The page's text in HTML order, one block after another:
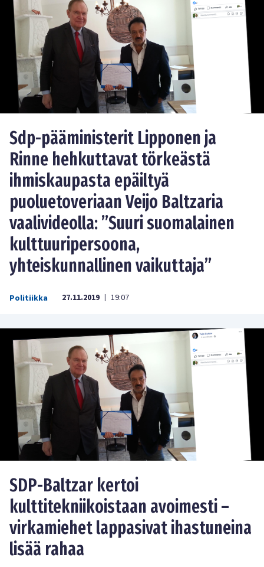
Sdp-pääministerit Lipponen ja
Rinne hehkuttavat törkeästä
ihmiskaupasta epäiltyä
puoluetoveriaan Veijo Baltzaria
vaalivideolla: ”Suuri suomalainen
kulttuuripersoona,
yhteiskunnallinen vaikuttaja”
Politiikka 27.11.2019 | 19:07
SDP-Baltzar kertoi
kulttitekniikoistaan avoimesti –
virkamiehet lappasivat ihastuneina
lisää rahaa